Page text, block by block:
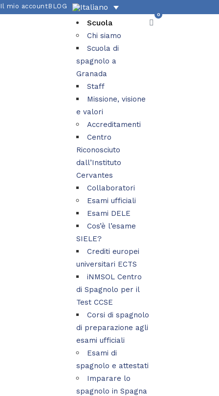
Il mio accountBLOG
Scuola
Chi siamo
Scuola di
spagnolo a
Granada
Staff
Missione, visione
e valori
Accreditamenti
Centro
Riconosciuto
dall’Instituto
Cervantes
Collaboratori
Esami ufficiali
Esami DELE
Cos’è l’esame
SIELE?
Crediti europei
universitari ECTS
iNMSOL Centro
di Spagnolo per il
Test CCSE
Corsi di spagnolo
di preparazione agli
esami ufficiali
Esami di
spagnolo e attestati
Imparare lo
spagnolo in Spagna
0